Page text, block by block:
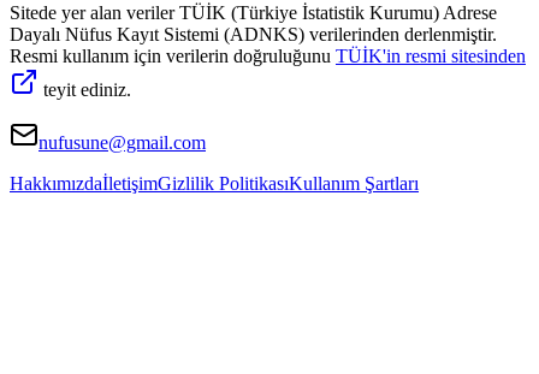
Sitede yer alan veriler TÜİK (Türkiye İstatistik Kurumu) Adrese
Dayalı Nüfus Kayıt Sistemi (ADNKS) verilerinden derlenmiştir.
Resmi kullanım için verilerin doğruluğunu TÜİK'in resmi sitesinden
teyit ediniz.
nufusune@gmail.com
HakkımızdaİletişimGizlilik PolitikasıKullanım Şartları